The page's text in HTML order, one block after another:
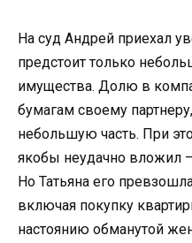
На суд Андрей приехал
предстоит только
имущества. Долю в
бумагам своему
небольшую часть. При
якобы неудачно вложил
Но Татьяна его
включая покупку
настоянию обманутой